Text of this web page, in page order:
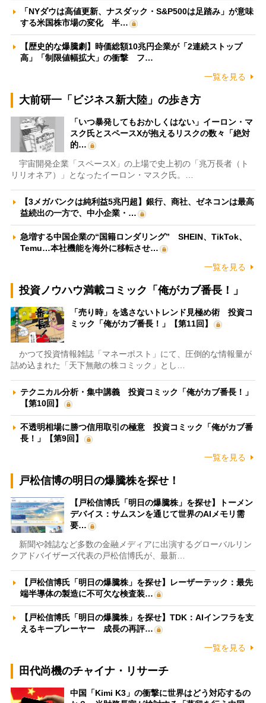
「NYダウは高値更新、ナスダック・S&P500は足踏み」が意味
する米国株市場の変化 半…
【歴史的な爆騰劇】時価総額10兆円企業が「2連続ストップ
高」「制限値幅拡大」の衝撃 フ…
一覧を見る
大前研一「ビジネス新大陸」の歩き方
「いつ暴発してもおかしくはない」イーロン・マ
スク氏とスペースXが抱えるリスクの数々「絶対
的…
宇宙開発企業「スペースX」の上場で史上初の「兆万長者（ト
リリオネア）」となったイーロン・マスク氏。…
【3メガバンクは純利益5兆円超】銀行、商社、ゼネコンは最高
益続出の一方で、中小企業・…
急増する中国企業の“国籍ロンダリング” SHEIN、TikTok、
Temu…本社機能を海外に移転させ…
一覧を見る
投資ノウハウ満載コミック「俺がカブ番長！」
「売り時」を逃さないトレンド見極め術 投資コ
ミック「俺がカブ番長！」【第11回】
かつて投資情報雑誌「マネーポスト」にて、圧倒的な情報量が
詰め込まれた「天下無敵の株コミック」とし…
テクニカル分析・集中講義 投資コミック「俺がカブ番長！」
【第10回】
不透明相場に勝つ信用取引の極意 投資コミック「俺がカブ番
長！」【第9回】
一覧を見る
戸松信博の明日の爆騰株を探せ！
【戸松信博氏「明日の爆騰株」を探せ】トーメン
デバイス：サムスンを通じて世界のAIメモリ需
要…
新聞や雑誌など多数の金融メディアに出演するグローバルリン
クアドバイザーズ代表の戸松信博氏が、最新…
【戸松信博氏「明日の爆騰株」を探せ】レーザーテック：最先
端半導体の製造に不可欠な検査装…
【戸松信博氏「明日の爆騰株」を探せ】TDK：AIインフラを支
えるキープレーヤー 成長の再評…
一覧を見る
田代尚機のチャイナ・リサーチ
中国「Kimi K3」の衝撃に世界はどう対応するの